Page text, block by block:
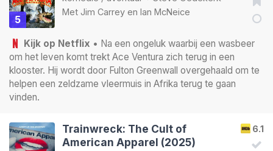
5
Met Jim Carrey en Ian McNeice
Kijk op Netflix • Na een ongeluk waarbij een wasbeer
om het leven komt trekt Ace Ventura zich terug in een
klooster. Hij wordt door Fulton Greenwall overgehaald om te
helpen een zeldzame vleermuis in Afrika terug te gaan
vinden.
6.1
Trainwreck: The Cult of
American Apparel (2025)